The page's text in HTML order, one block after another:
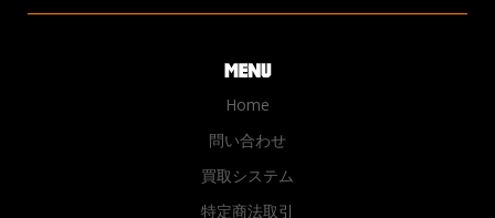
Home
問い合わせ
買取システム
特定商法取引